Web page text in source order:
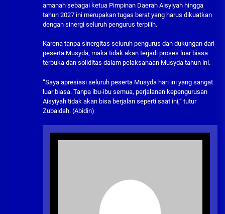
amanah sebagai ketua Pimpinan Daerah Aisyiyah hingga
tahun 2027 ini merupakan tugas berat yang harus dikuatkan
dengan sinergi seluruh pengurus terpilih.
Karena tanpa sinergitas seluruh pengurus dan dukungan dari
peserta Musyda, maka tidak akan terjadi proses luar biasa
terbuka dan soliditas dalam pelaksanaan Musyda tahun ini.
“Saya apresiasi seluruh peserta Musyda hari ini yang sangat
luar biasa. Tanpa ibu-ibu semua, perjalanan kepengurusan
Aisyiyah tidak akan bisa berjalan seperti saat ini,” tutur
Zubaidah. (Abidin)